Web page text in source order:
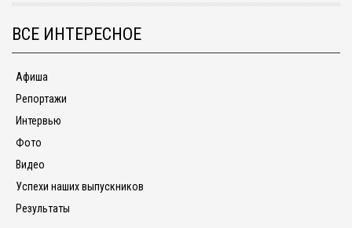
ВСЕ ИНТЕРЕСНОЕ
Афиша
Репортажи
Интервью
Фото
Видео
Успехи наших выпускников
Результаты